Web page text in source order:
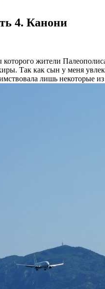
4. Канони
жители
Так как сын у меня
лишь некоторые